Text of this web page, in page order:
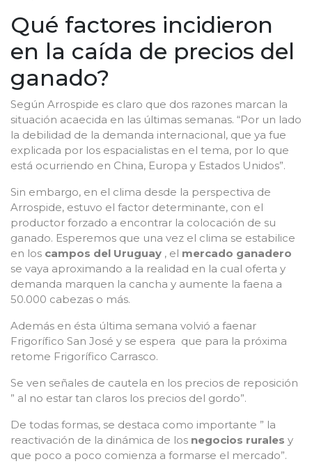
Qué factores incidieron
en la caída de precios del
ganado?
Según Arrospide es claro que dos razones marcan la
situación acaecida en las últimas semanas. “Por un lado
la debilidad de la demanda internacional, que ya fue
explicada por los espacialistas en el tema, por lo que
está ocurriendo en China, Europa y Estados Unidos”.
Sin embargo, en el clima desde la perspectiva de
Arrospide, estuvo el factor determinante, con el
productor forzado a encontrar la colocación de su
ganado. Esperemos que una vez el clima se estabilice
en los campos del Uruguay , el mercado ganadero
se vaya aproximando a la realidad en la cual oferta y
demanda marquen la cancha y aumente la faena a
50.000 cabezas o más.
Además en ésta última semana volvió a faenar
Frigorífico San José y se espera que para la próxima
retome Frigorífico Carrasco.
Se ven señales de cautela en los precios de reposición
” al no estar tan claros los precios del gordo”.
De todas formas, se destaca como importante ” la
reactivación de la dinámica de los negocios rurales y
que poco a poco comienza a formarse el mercado”.